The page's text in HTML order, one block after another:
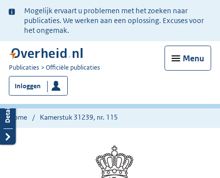
Ter
informatie:
Mogelijk ervaart u problemen met het zoeken naar
publicaties. We werken aan een oplossing. Excuses voor
het ongemak.
Menu
U
bent
nu
hier:
Publicaties Officiële publicaties
Inloggen
Home Kamerstuk 31239, nr. 115